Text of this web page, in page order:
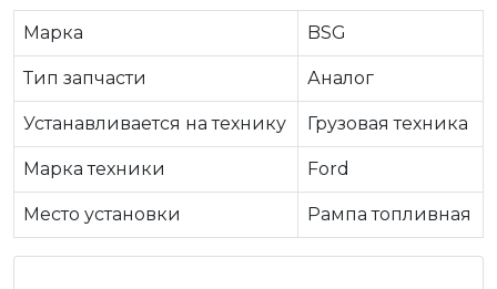
Марка BSG
Тип запчасти Аналог
Устанавливается на технику Грузовая техника
Марка техники Ford
Место установки Рампа топливная